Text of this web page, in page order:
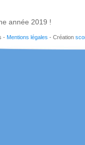
année 2019 !
- Mentions légales - Création